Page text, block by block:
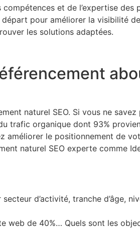
et de l’expertise des
départ pour améliorer la visibilité
les solutions adaptées.
naturel SEO. Si vous ne savez
trafic organique dont 93%
améliorer le positionnement de
naturel SEO experte comme
d’activité, tranche d’âge,
web de 40%… Quels sont les